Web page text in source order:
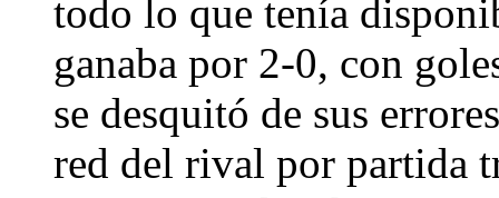
todo lo que tenía
ganaba por 2-0, con
se desquitó de sus
red del rival por partida